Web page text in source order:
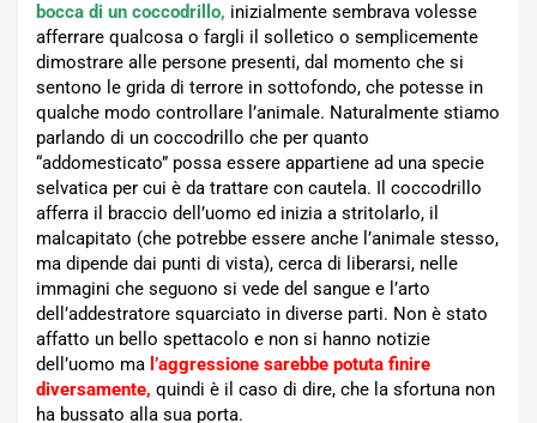
bocca di un coccodrillo, inizialmente sembrava volesse
afferrare qualcosa o fargli il solletico o semplicemente
dimostrare alle persone presenti, dal momento che si
sentono le grida di terrore in sottofondo, che potesse in
qualche modo controllare l’animale. Naturalmente stiamo
parlando di un coccodrillo che per quanto
“addomesticato” possa essere appartiene ad una specie
selvatica per cui è da trattare con cautela. Il coccodrillo
afferra il braccio dell’uomo ed inizia a stritolarlo, il
malcapitato (che potrebbe essere anche l’animale stesso,
ma dipende dai punti di vista), cerca di liberarsi, nelle
immagini che seguono si vede del sangue e l’arto
dell’addestratore squarciato in diverse parti. Non è stato
affatto un bello spettacolo e non si hanno notizie
dell’uomo ma l’aggressione sarebbe potuta finire
diversamente, quindi è il caso di dire, che la sfortuna non
ha bussato alla sua porta.